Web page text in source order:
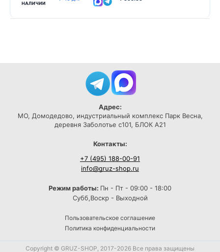
НАЛИЧИИ
Адрес:
МО, Домодедово, индустриальный комплекс Парк Весна,
деревня Заболотье с101, БЛОК А21
Контакты:
+7 (495) 188-00-91
info@gruz-shop.ru
Режим работы: Пн - Пт - 09:00 - 18:00
Субб,Воскр - Выходной
Пользовательское соглашение
Политика конфиденциальности
Copyright © GRUZ-SHOP, 2017-2026 Все права защищены